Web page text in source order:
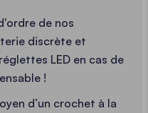
de nos
discrète et
LED en cas de
!
d’un crochet à la